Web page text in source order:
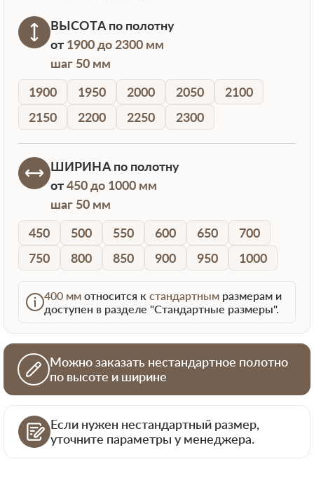
ВЫСОТАпо полотну
от 1900 до 2300 мм
шаг 50 мм
1900
1950 2000 2050
2100
2150
2200 2250 2300
ШИРИНАпо полотну
от450 до 1000 мм
шаг 50 мм
450
500 550 600 650
700
750
800 850 900 950 1000
400 мм относится к стандартным размерам и
доступен в разделе "Стандартные размеры".
Можно заказать нестандартное полотно
по высоте и ширине
Если нужен нестандартный размер,
уточните параметры у менеджера.